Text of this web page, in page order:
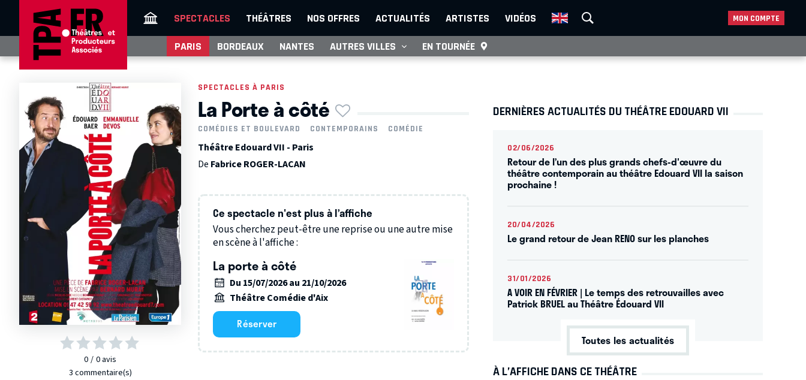
SPECTACLES THÉÂTRES NOS OFFRES ACTUALITÉS ARTISTES VIDÉOS MON COMPTE
PARIS BORDEAUX NANTES AUTRES VILLES EN TOURNÉE
0 0 avis
3 commentaire(s)
SPECTACLES À PARIS
La Porte à côté
COMÉDIES ET BOULEVARD CONTEMPORAINS COMÉDIE
Théâtre Edouard VII - Paris
De Fabrice ROGER-LACAN
Ce spectacle n'est plus à l’affiche
Vous cherchez peut-être une reprise ou une autre mise
en scène à l'affiche :
La porte à côté
Du 15/07/2026 au 21/10/2026
Théâtre Comédie d'Aix
Réserver
DERNIÈRES ACTUALITÉS DU THÉÂTRE EDOUARD VII
02/06/2026
Retour de l’un des plus grands chefs-d'œuvre du
théâtre contemporain au théâtre Edouard VII la saison
prochaine !
20/04/2026
Le grand retour de Jean RENO sur les planches
31/01/2026
A VOIR EN FÉVRIER | Le temps des retrouvailles avec
Patrick BRUEL au Théâtre Édouard VII
Toutes les actualités
À L’AFFICHE DANS CE THÉÂTRE